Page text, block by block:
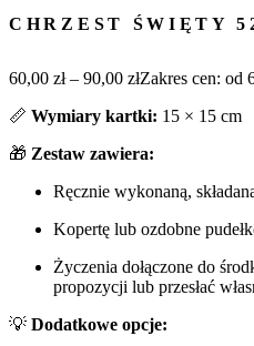
CHRZEST ŚWIĘTY
60,00 zł – 90,00 złZakres cen: od
📏 Wymiary kartki: 15 × 15 cm
🎁 Zestaw zawiera:
Ręcznie wykonaną,
Kopertę lub ozdobne
Życzenia dołączone do
propozycji lub przesłać
💡 Dodatkowe opcje: